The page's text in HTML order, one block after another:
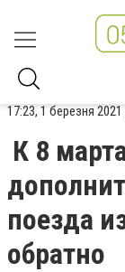
17:23, 1 березня 2021
К 8
поезда
обратно